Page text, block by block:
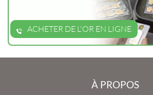
ACHETER DE L'OR EN LIGNE
À PROPOS